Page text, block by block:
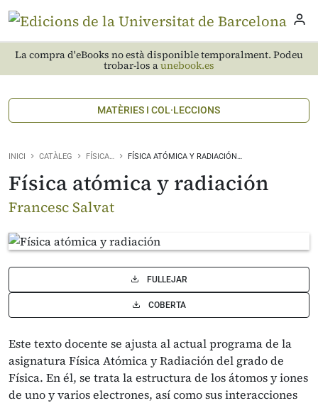
La compra d'eBooks no està disponible temporalment. Podeu
trobar-los aunebook.es
MATÈRIES I COL·LECCIONS
INICI CATÀLEG FÍSICA… FÍSICA ATÓMICA Y RADIACIÓN…
Física atómica y radiación
Francesc Salvat
FULLEJAR
COBERTA
Este texto docente se ajusta al actual programa de la
asignatura Física Atómica y Radiación del grado de
Física. En él, se trata la estructura de los átomos y iones
de uno y varios electrones, así como sus interacciones